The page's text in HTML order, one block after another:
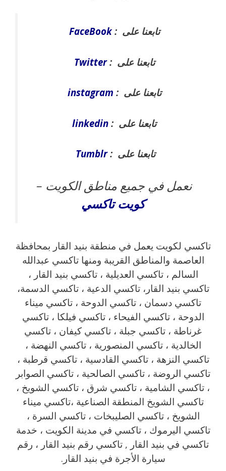
تابعنا على :FaceBook
تابعنا على :Twitter
تابعنا على : instagram
تابعنا على : linkedin
تابعنا على :Tumblr
نعمل في جميع مناطق الكويت –
كويت تاكسي
تاكسي لكويت يعمل في منطقة بنيد القار بمحافظة
العاصمة والمناطق القريبة ‎ومنها تاكسي عبدالله
السالم ، تاكسي العديلية ، تاكسي بنيد القار ،
تاكسي بنيد القار، تاكسي الدعية ، تاكسي الدسمة،
تاكسي دسمان ، تاكسي الدوحة ، تاكسي ميناء
الدوحة ، تاكسي الفيحاء ، تاكسي فيلكا ، تاكسي
غرناطة ، تاكسي جبلة ، تاكسي كيفان ، تاكسي
الخالدية ، تاكسي المنصورية ، تاكسي النهضة ،
تاكسي النزهة ، تاكسي القادسية ، تاكسي قرطبة ،
تاكسي الروضة ، تاكسي الصالحية ، تاكسي الصوابر
، تاكسي الشامية ، تاكسي شرق ، تاكسي الشويخ ،
تاكسي الشويخ المنطقة الصناعية ،تاكسي ميناء
الشويخ ، تاكسي الصليبخات ، تاكسي السرة ،
تاكسي اليرموك ، تاكسي في مدينة الكويت ، خدمة
تاكسي في بنيد القار , تاكسي رقم بنيد القار ، رقم
سيارة الأجرة في بنيد القار.